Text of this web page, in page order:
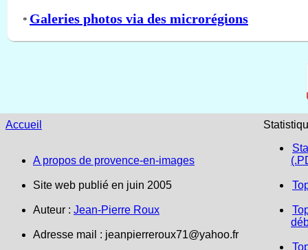
* Galeries photos via des microrégions
Accueil
A propos de provence-en-images
Site web publié en juin 2005
Auteur : Jean-Pierre Roux
Adresse mail : jeanpierreroux71@yahoo.fr